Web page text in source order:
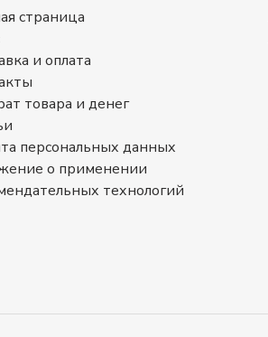
страница
и оплата
товара и денег
персональных данных
о применении
технологий